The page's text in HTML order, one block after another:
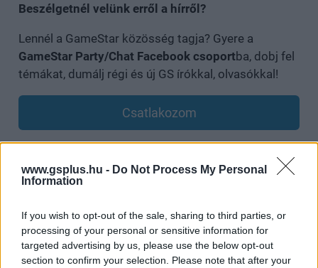
www.gsplus.hu - Do Not Process My Personal
Information
If you wish to opt-out of the sale, sharing to third parties, or
processing of your personal or sensitive information for
targeted advertising by us, please use the below opt-out
section to confirm your selection. Please note that after your
Beszélgetnél velünk erről a hírről?
Lennél a GameStar közösség tagja? Gyere a
GameStar Party/Chat Facebook csoportba, dobj fel
témákat, dumálj régi és új GS írókkal, olvasókkal!
Csatlakozom
SMASH by Meló-Diák: Homok, zene és a nyár legjobb
sorozat.